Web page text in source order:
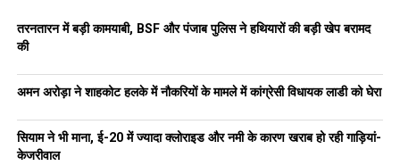
तरनतारन में बड़ी कामयाबी, BSF और पंजाब पुलिस ने हथियारों की बड़ी खेप बरामद
की
अमन अरोड़ा ने शाहकोट हलके में नौकरियों के मामले में कांग्रेसी विधायक लाडी को घेरा
सियाम ने भी माना, ई-20 में ज्यादा क्लोराइड और नमी के कारण खराब हो रही गाड़ियां-
केजरीवाल